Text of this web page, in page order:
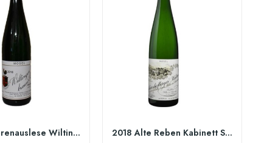
2024 Beerenauslese Wiltinger Braune Kupp 75cl -... 2018 Alte Reben Kabinett Scharzhofberger 75cl -...